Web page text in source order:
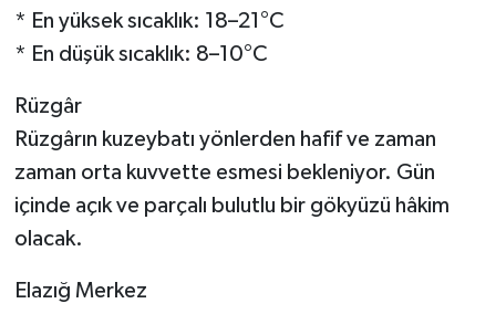
* En yüksek sıcaklık: 18–21°C
* En düşük sıcaklık: 8–10°C
Rüzgâr
Rüzgârın kuzeybatı yönlerden hafif ve zaman
zaman orta kuvvette esmesi bekleniyor. Gün
içinde açık ve parçalı bulutlu bir gökyüzü hâkim
olacak.
Elazığ Merkez